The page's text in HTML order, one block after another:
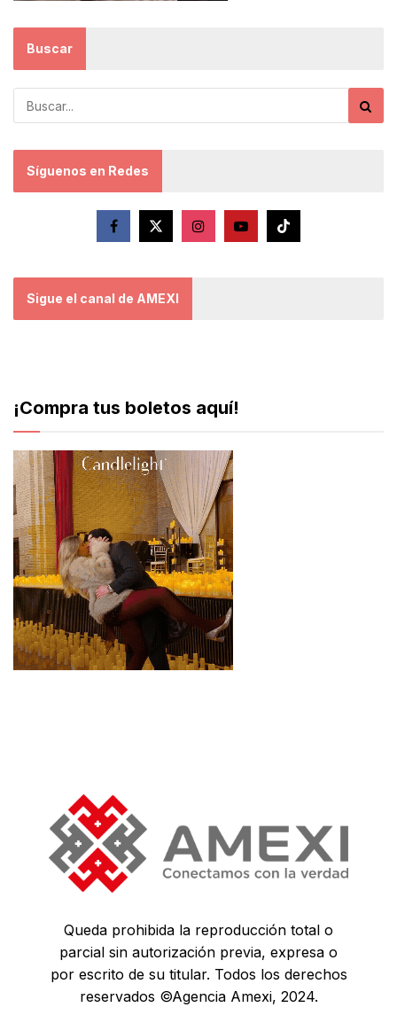
Buscar
Síguenos en Redes
Sigue el canal de AMEXI
¡Compra tus boletos aquí!
Queda prohibida la reproducción total o
parcial sin autorización previa, expresa o
por escrito de su titular. Todos los derechos
reservados ©Agencia Amexi, 2024.